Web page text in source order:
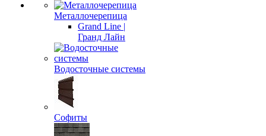
Металлочерепица
Grand Line |
Гранд Лайн
Водосточные системы
Софиты